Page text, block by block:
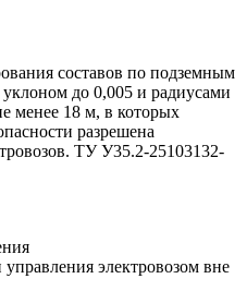
составов по подземным
до 0,005 и радиусами
менее 18 м, в которых
разрешена
ТУ У35.2-25103132-
электровозом вне